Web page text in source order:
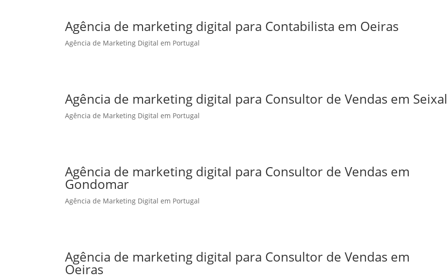
Agência de marketing digital para Contabilista em Oeiras
Agência de Marketing Digital em Portugal
Agência de marketing digital para Consultor de Vendas em Seixal
Agência de Marketing Digital em Portugal
Agência de marketing digital para Consultor de Vendas em
Gondomar
Agência de Marketing Digital em Portugal
Agência de marketing digital para Consultor de Vendas em
Oeiras